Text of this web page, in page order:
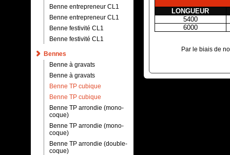
Benne entrepreneur CL1
Benne entrepreneur CL1
Benne festivité CL1
Benne festivité CL1
Bennes
Benne à gravats
Benne à gravats
Benne TP cubique
Benne TP cubique
Benne TP arrondie (mono-
coque)
Benne TP arrondie (mono-
coque)
Benne TP arrondie (double-
coque)
LONGUEUR
5400
6000
Par le biais de